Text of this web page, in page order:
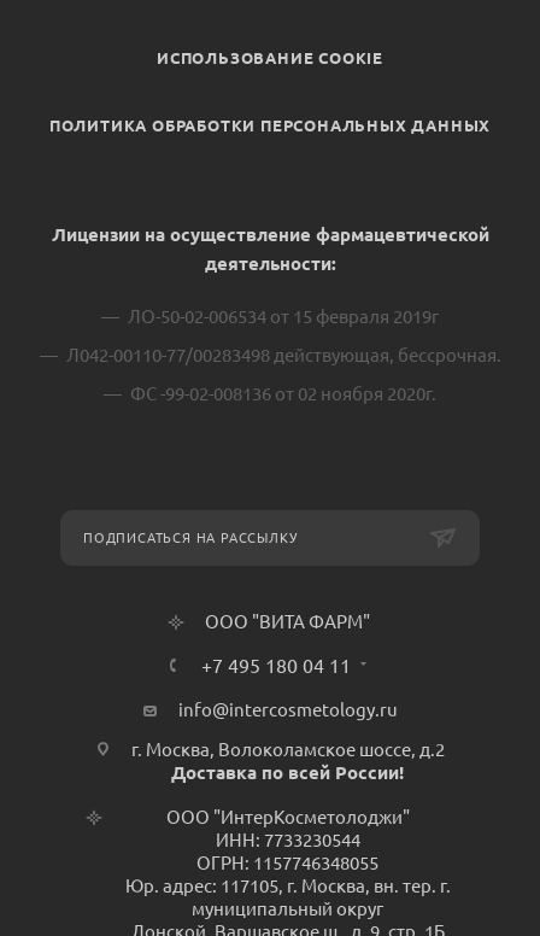
ИСПОЛЬЗОВАНИЕ COOKIE
ПОЛИТИКА ОБРАБОТКИ ПЕРСОНАЛЬНЫХ ДАННЫХ
Лицензии на осуществление фармацевтической
деятельности:
ЛО-50-02-006534 от 15 февраля 2019г
Л042-00110-77/00283498 действующая, бессрочная.
ФС -99-02-008136 от 02 ноября 2020г.
ПОДПИСАТЬСЯ НА РАССЫЛКУ
ООО "ВИТА ФАРМ"
+7 495 180 04 11
info@intercosmetology.ru
г. Москва, Волоколамское шоссе, д.2
Доставка по всей России!
ООО "ИнтерКосметолоджи"
ИНН: 7733230544
ОГРН: 1157746348055
Юр. адрес: 117105, г. Москва, вн. тер. г.
муниципальный округ
Донской, Варшавское ш., д. 9, стр. 1Б